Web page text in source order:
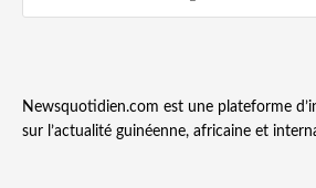
Newsquotidien.com est une plateforme
sur l’actualité guinéenne, africaine et